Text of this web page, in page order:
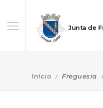
Junta de
Início Freguesia